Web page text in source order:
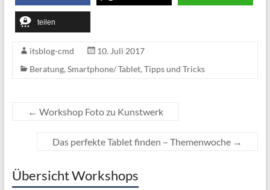
teilen
itsblog-cmd
10. Juli 2017
Beratung, Smartphone/ Tablet, Tipps und Tricks
← Workshop Foto zu Kunstwerk
Das perfekte Tablet finden – Themenwoche →
Übersicht Workshops